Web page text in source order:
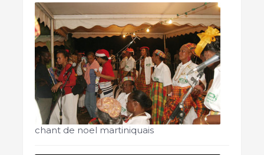
chant de noel martiniquais